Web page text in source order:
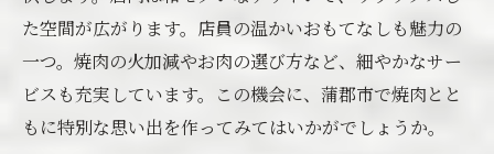
た空間が広がります。店員の温かいおもてなしも魅力の
一つ。焼肉の火加減やお肉の選び方など、細やかなサー
ビスも充実しています。この機会に、蒲郡市で焼肉とと
もに特別な思い出を作ってみてはいかがでしょうか。